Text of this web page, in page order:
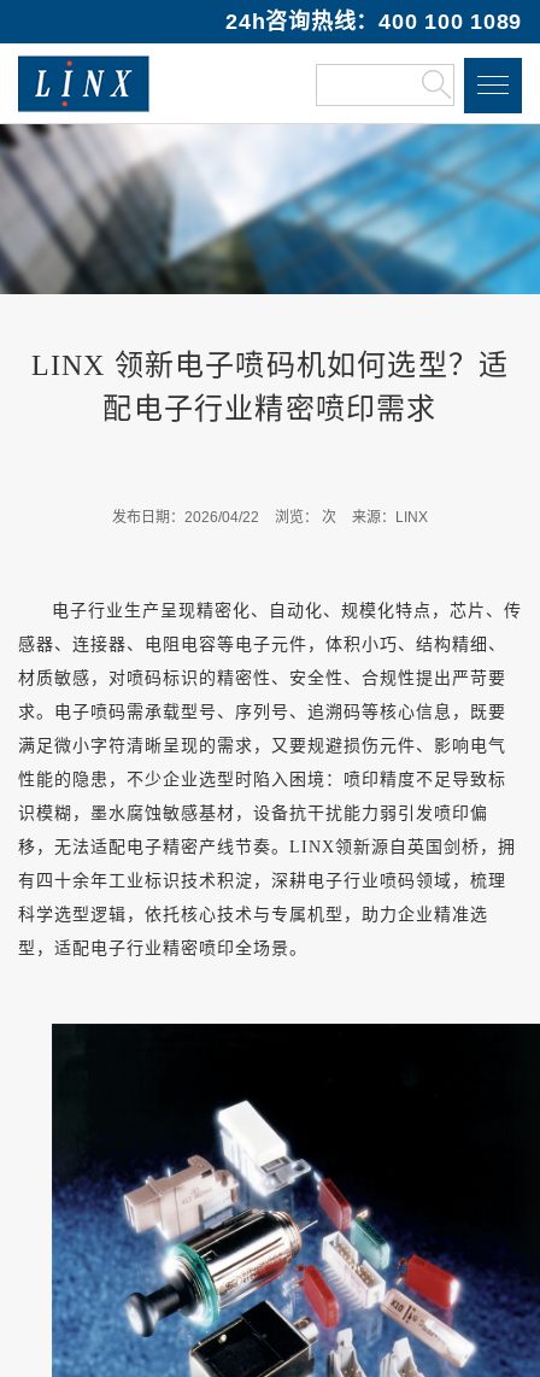
24h咨询热线：400 100 1089
LINX 领新电子喷码机如何选型？适
配电子行业精密喷印需求
发布日期：2026/04/22 浏览： 次 来源：LINX
电子行业生产呈现精密化、自动化、规模化特点，芯片、传
感器、连接器、电阻电容等电子元件，体积小巧、结构精细、
材质敏感，对喷码标识的精密性、安全性、合规性提出严苛要
求。电子喷码需承载型号、序列号、追溯码等核心信息，既要
满足微小字符清晰呈现的需求，又要规避损伤元件、影响电气
性能的隐患，不少企业选型时陷入困境：喷印精度不足导致标
识模糊，墨水腐蚀敏感基材，设备抗干扰能力弱引发喷印偏
移，无法适配电子精密产线节奏。 LINX领新源自英国剑桥，拥
有四十余年工业标识技术积淀，深耕电子行业喷码领域，梳理
科学选型逻辑，依托核心技术与专属机型，助力企业精准选
型，适配电子行业精密喷印全场景。